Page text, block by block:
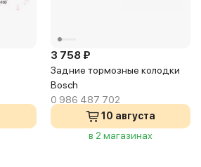
3 758 ₽
Задние тормозные колодки
Bosch
0 986 487 702
10 августа
в 2 магазинах